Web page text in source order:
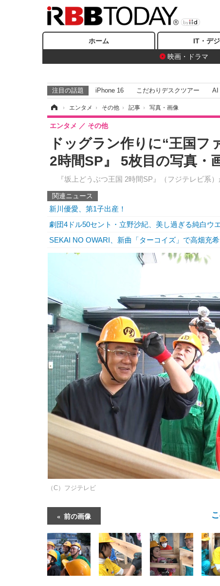
ホーム IT・デ
映画・ドラマ
注目の話題 iPhone 16 こだわりデスクツアー AI
› エンタメ › その他 › 記事 › 写真・画像
ドッグラン作りに“王国フ
2時間SP』 5枚目の写真・
『坂上どうぶつ王国 2時間SP』（フジテレビ系）
エンタメ その他
関連ニュース
新川優愛、第1子出産！
劇団4ドル50セント・立野沙紀、美し過ぎる純白ウ
SEKAI NO OWARI、新曲「ターコイズ」で高畑充希
（C）フジテレビ
前の画像